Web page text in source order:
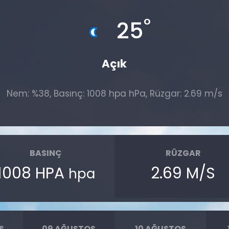
25°
Açık
Nem: %38, Basınç: 1008 hpa hPa, Rüzgar: 2.69 m/s
BASINÇ
HPA hpa
RÜZGAR
2.69 M/S